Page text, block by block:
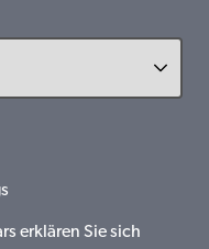
erklären Sie sich